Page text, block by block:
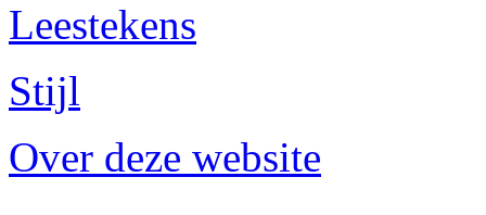
Leestekens
Stijl
Over deze website